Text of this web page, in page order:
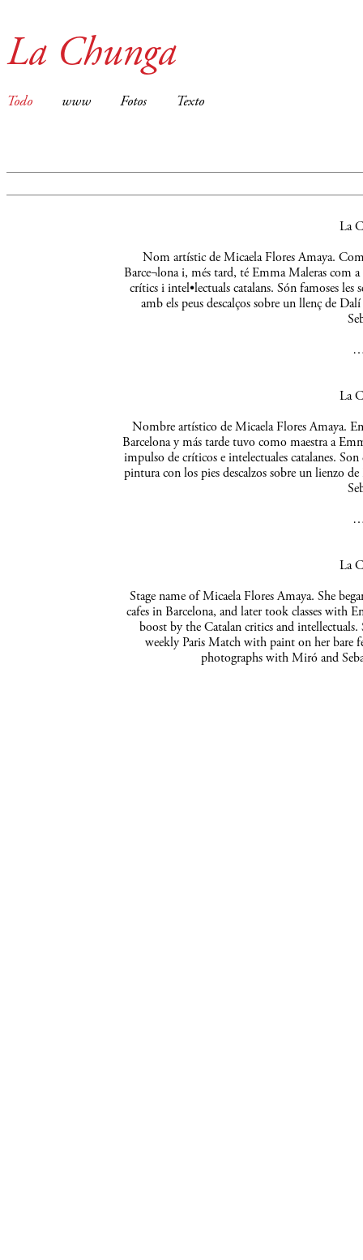
La Chunga
Todo www Fotos Texto
La
Nom artístic de Micaela Flores Amaya.
Barce¬lona i, més tard, té Emma Maleras com
crítics i intel•lectuals catalans. Són famoses
amb els peus descalços sobre un llenç de
La
Nombre artístico de Micaela Flores Amaya.
Barcelona y más tarde tuvo como maestra a
impulso de críticos e intelectuales catalanes.
pintura con los pies descalzos sobre un lienzo
La
Stage name of Micaela Flores Amaya. She
cafes in Barcelona, and later took classes with
boost by the Catalan critics and
weekly Paris Match with paint on her bare
photographs with Miró and